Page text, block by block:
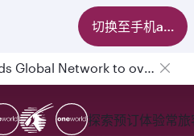
切换至手机app
Qatar Airways Expands Global Network to over 160 Destinations
探索预订体验常